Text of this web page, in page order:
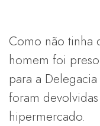
Como não tinha
homem foi
para a
foram
hipermercado.